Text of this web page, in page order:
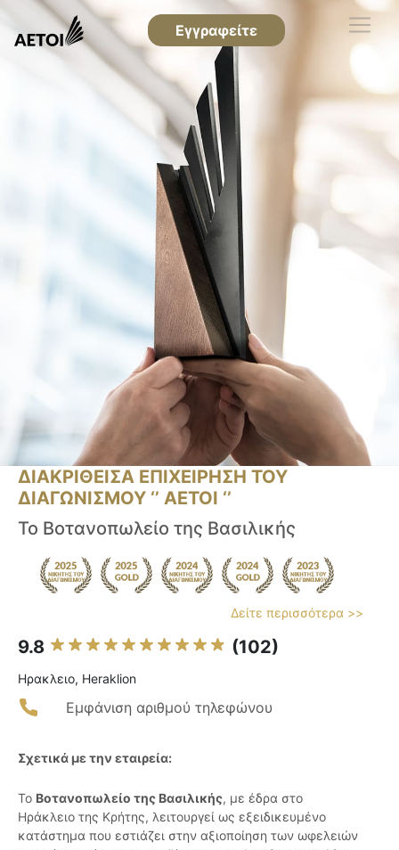
Εγγραφείτε
ΔΙΑΚΡΙΘΕΙΣΑ ΕΠΙΧΕΙΡΗΣΗ ΤΟΥ
ΔΙΑΓΩΝΙΣΜΟΥ ‘’ ΑΕΤΟΙ ‘’
Το Βοτανοπωλείο της Βασιλικής
Δείτε περισσότερα >>
9.8 (102)
Ηρακλειο, Heraklion
Εμφάνιση αριθμού τηλεφώνου
Σχετικά με την εταιρεία:
Το Βοτανοπωλείο της Βασιλικής, με έδρα στο
Ηράκλειο της Κρήτης, λειτουργεί ως εξειδικευμένο
κατάστημα που εστιάζει στην αξιοποίηση των ωφελειών